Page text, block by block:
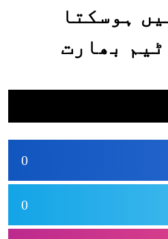
ہوسکتا
ٹیم بھارت
ٹیم پاکستان
محسن نقوی
0
0